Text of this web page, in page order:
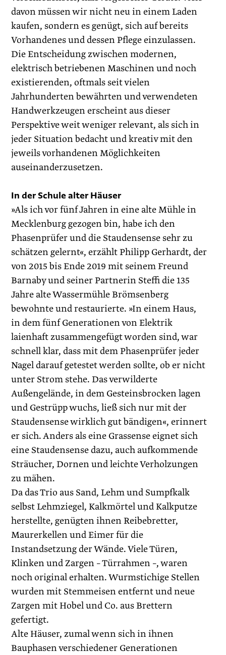
davon müssen wir nicht neu in einem Laden
kaufen, sondern es genügt, sich auf bereits
Vorhandenes und dessen Pflege einzulassen.
Die Entscheidung zwischen modernen,
elektrisch betriebenen Maschinen und noch
existierenden, oftmals seit vielen
Jahrhunderten bewährten und verwendeten
Handwerkzeugen erscheint aus dieser
Perspektive weit weniger relevant, als sich in
jeder Situation bedacht und kreativ mit den
jeweils vorhandenen Möglichkeiten
auseinanderzusetzen.
In der Schule alter Häuser
»Als ich vor fünf Jahren in eine alte Mühle in
Mecklenburg gezogen bin, habe ich den
Phasenprüfer und die Staudensense sehr zu
schätzen gelernt«, erzählt Philipp Gerhardt, der
von 2015 bis Ende 2019 mit seinem Freund
Barnaby und seiner Partnerin Steffi die 135
Jahre alte Wassermühle Brömsenberg
bewohnte und restaurierte. »In einem Haus,
in dem fünf Generationen von Elektrik
laienhaft zusammengefügt worden sind, war
schnell klar, dass mit dem Phasenprüfer jeder
Nagel darauf getestet werden sollte, ob er nicht
unter Strom stehe. Das verwilderte
Außengelände, in dem Gesteinsbrocken lagen
und Gestrüpp wuchs, ließ sich nur mit der
Staudensense wirklich gut bändigen«, erinnert
er sich. Anders als eine Grassense eignet sich
eine Staudensense dazu, auch aufkommende
Sträucher, Dornen und leichte Verholzungen
zu mähen.
Da das Trio aus Sand, Lehm und Sumpfkalk
selbst Lehmziegel, Kalkmörtel und Kalkputze
herstellte, genügten ihnen Reibebretter,
Maurerkellen und Eimer für die
Instandsetzung der Wände. Viele Türen,
Klinken und Zargen – Türrahmen –, waren
noch original erhalten. Wurmstichige Stellen
wurden mit Stemmeisen entfernt und neue
Zargen mit Hobel und Co. aus Brettern
gefertigt.
Alte Häuser, zumal wenn sich in ihnen
Bauphasen verschiedener Generationen